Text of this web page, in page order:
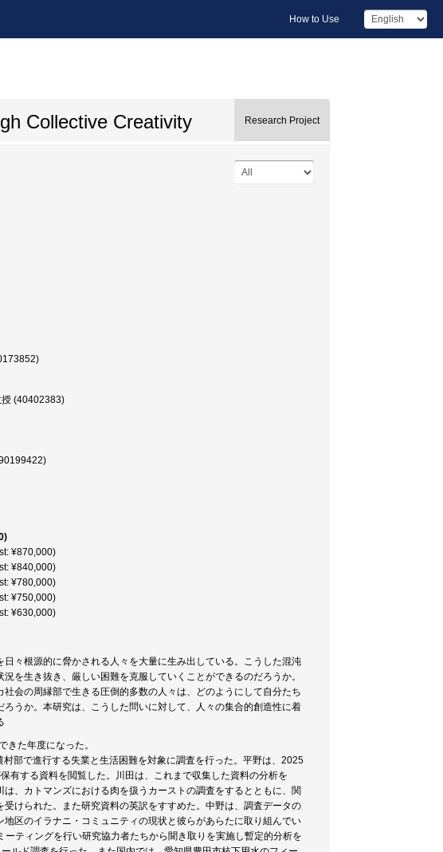
How to Use
Collective Creativity Research Project
(40402383)
¥870,000)
¥840,000)
¥780,000)
¥750,000)
¥630,000)
々根源的に脅かされる人々を大量に生み出している。こうした混沌
を生き抜き、厳しい困難を克服していくことができるのだろうか。
会の周縁部で生きる圧倒的多数の人々は、どのようにして自分たち
うか。本研究は、こうした問いに対して、人々の集合的創造性に着
た年度になった。
部で進行する失業と生活困難を対象に調査を行った。平野は、2025
有する資料を閲覧した。川田は、これまで収集した資料の分析を
、カトマンズにおける肉を扱うカーストの調査をするとともに、関
けられた。また研究資料の英訳をすすめた。中野は、調査データの
区のイラナニ・コミュニティの現状と彼らがあらたに取り組んでい
ティングを行い研究協力者たちから聞き取りを実施し暫定的分析を